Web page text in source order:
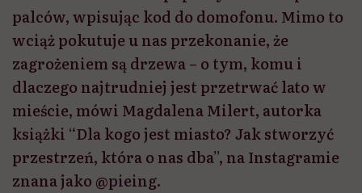
palców, wpisując kod do domofonu. Mimo to
wciąż pokutuje u nas przekonanie, że
zagrożeniem są drzewa – o tym, komu i
dlaczego najtrudniej jest przetrwać lato w
mieście, mówi Magdalena Milert, autorka
książki “Dla kogo jest miasto? Jak stworzyć
przestrzeń, która o nas dba”, na Instagramie
znana jako @pieing.